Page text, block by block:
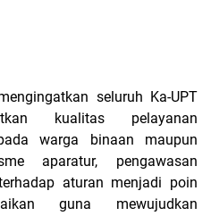
seluruh Ka-UPT
kualitas pelayanan
warga binaan maupun
aparatur, pengawasan
aturan menjadi poin
guna mewujudkan